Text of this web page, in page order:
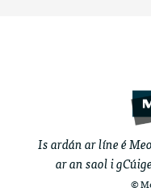
Is ardán ar líne é
ar an saol i
©